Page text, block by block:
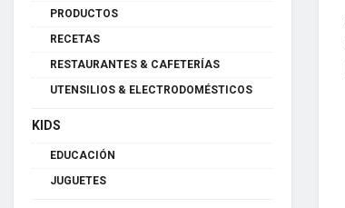
PRODUCTOS
RECETAS
RESTAURANTES & CAFETERÍAS
UTENSILIOS & ELECTRODOMÉSTICOS
KIDS
EDUCACIÓN
JUGUETES